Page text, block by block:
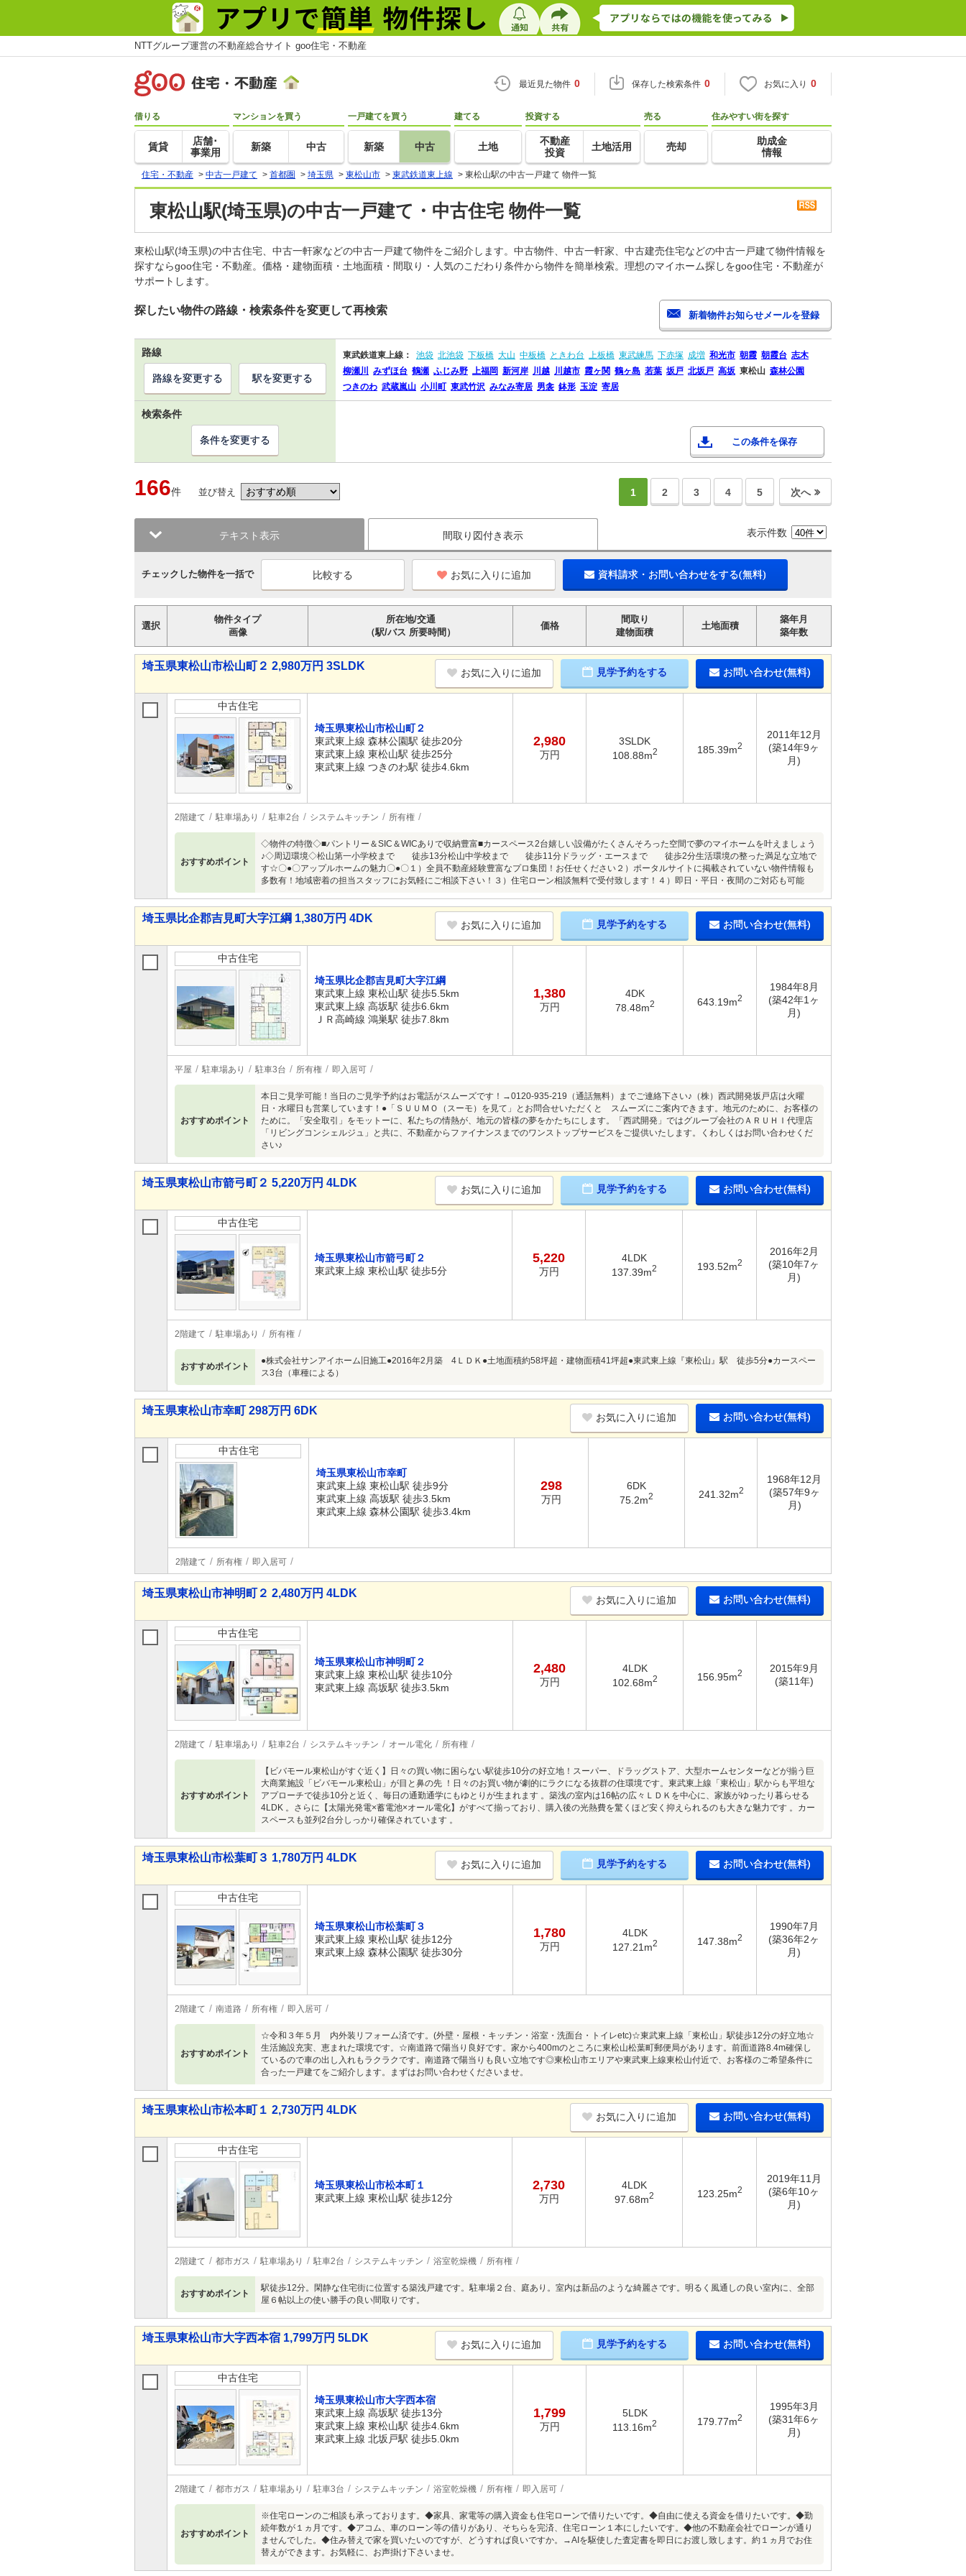
NTTグループ運営の不動産総合サイト goo住宅・不動産
最近見た物件 0 保存した検索条件 0 お気に入り 0
借りる
賃貸
店舗･
事業用
マンションを買う
新築 中古
一戸建てを買う
新築 中古
建てる
土地
投資する
不動産
投資
土地活用
売る
売却
住みやすい街を探す
助成金
情報
住宅・不動産 > 中古一戸建て > 首都圏 > 埼玉県 > 東松山市 > 東武鉄道東上線 > 東松山駅の中古一戸建て 物件一覧
東松山駅(埼玉県)の中古一戸建て・中古住宅 物件一覧
東松山駅(埼玉県)の中古住宅、中古一軒家などの中古一戸建て物件をご紹介します。中古物件、中古一軒家、中古建売住宅などの中古一戸建て物件情報を
探すならgoo住宅・不動産。価格・建物面積・土地面積・間取り・人気のこだわり条件から物件を簡単検索。理想のマイホーム探しをgoo住宅・不動産が
サポートします。
探したい物件の路線・検索条件を変更して再検索
路線 東武鉄道東上線： 池袋 北池袋 下板橋 大山 中板橋 ときわ台 上板橋 東武練馬 下赤塚 成増 和光市 朝霞 朝霞台 志木
柳瀬川
みずほ台 鶴瀬 ふじみ野 上福岡 新河岸 川越 川越市 霞ヶ関 鶴ヶ島 若葉 坂戸 北坂戸 高坂 東松山 森林公園
つきのわ 武蔵嵐山 小川町 東武竹沢 みなみ寄居 男衾 鉢形 玉淀 寄居
路線を変更する 駅を変更する
検索条件
この条件を保存
条件を変更する
166件 並び替え 1 2 3 4 5 次へ
テキスト表示 間取り図付き表示 表示件数
チェックした物件を一括で お気に入りに追加 資料請求・お問い合わせをする(無料)
選択
物件タイプ
画像
所在地/交通
（駅/バス 所要時間）
価格
間取り
建物面積
土地面積
築年月
築年数
埼玉県東松山市松山町２ 2,980万円 3SLDK
お気に入りに追加 見学予約をする お問い合わせ(無料)
中古住宅
埼玉県東松山市松山町２
東武東上線 森林公園駅 徒歩20分
東武東上線 東松山駅 徒歩25分
東武東上線 つきのわ駅 徒歩4.6km
2,980
万円
3SLDK
108.88m2 185.39m2
2011年12月
(築14年9ヶ
月)
2階建て 駐車場あり 駐車2台 システムキッチン 所有権
おすすめポイント
◇物件の特徴◇■パントリー＆SIC＆WICありで収納豊富■カースペース2台嬉しい設備がたくさんそろった空間で夢のマイホームを叶えましょう
♪◇周辺環境◇松山第一小学校まで 徒歩13分松山中学校まで 徒歩11分ドラッグ・エースまで 徒歩2分生活環境の整った満足な立地で
す☆〇●〇アップルホームの魅力〇●〇１）全員不動産経験豊富なプロ集団！お任せください２）ポータルサイトに掲載されていない物件情報も
多数有！地域密着の担当スタッフにお気軽にご相談下さい！３）住宅ローン相談無料で受付致します！４）即日・平日・夜間のご対応も可能
埼玉県比企郡吉見町大字江綱 1,380万円 4DK
お気に入りに追加 見学予約をする お問い合わせ(無料)
中古住宅
埼玉県比企郡吉見町大字江綱
東武東上線 東松山駅 徒歩5.5km
東武東上線 高坂駅 徒歩6.6km
ＪＲ高崎線 鴻巣駅 徒歩7.8km
1,380
万円
4DK
78.48m2 643.19m2
1984年8月
(築42年1ヶ
月)
平屋 駐車場あり 駐車3台 所有権 即入居可
おすすめポイント
本日ご見学可能！当日のご見学予約はお電話がスムーズです！→0120-935-219（通話無料）までご連絡下さい♪（株）西武開発坂戸店は火曜
日・水曜日も営業しています！●「ＳＵＵＭＯ（スーモ）を見て」とお問合せいただくと スムーズにご案内できます。地元のために、お客様の
ために。「安全取引」をモットーに、私たちの情熱が、地元の皆様の夢をかたちにします。「西武開発」ではグループ会社のＡＲＵＨＩ代理店
「リビングコンシェルジュ」と共に、不動産からファイナンスまでのワンストップサービスをご提供いたします。くわしくはお問い合わせくだ
さい♪
埼玉県東松山市箭弓町２ 5,220万円 4LDK
お気に入りに追加 見学予約をする お問い合わせ(無料)
中古住宅
埼玉県東松山市箭弓町２
東武東上線 東松山駅 徒歩5分
5,220
万円
4LDK
137.39m2 193.52m2
2016年2月
(築10年7ヶ
月)
2階建て 駐車場あり 所有権
おすすめポイント
●株式会社サンアイホーム旧施工●2016年2月築 4ＬＤＫ●土地面積約58坪超・建物面積41坪超●東武東上線『東松山』駅 徒歩5分●カースペー
ス3台（車種による）
埼玉県東松山市幸町 298万円 6DK
お気に入りに追加 お問い合わせ(無料)
中古住宅
埼玉県東松山市幸町
東武東上線 東松山駅 徒歩9分
東武東上線 高坂駅 徒歩3.5km
東武東上線 森林公園駅 徒歩3.4km
298
万円
6DK
75.2m2 241.32m2
1968年12月
(築57年9ヶ
月)
2階建て 所有権 即入居可
埼玉県東松山市神明町２ 2,480万円 4LDK
お気に入りに追加 お問い合わせ(無料)
中古住宅
埼玉県東松山市神明町２
東武東上線 東松山駅 徒歩10分
東武東上線 高坂駅 徒歩3.5km
2,480
万円
4LDK
102.68m2 156.95m2
2015年9月
(築11年)
2階建て 駐車場あり 駐車2台 システムキッチン オール電化 所有権
おすすめポイント
【ビバモール東松山がすぐ近く】日々の買い物に困らない駅徒歩10分の好立地！スーパー、ドラッグストア、大型ホームセンターなどが揃う巨
大商業施設「ビバモール東松山」が目と鼻の先 ！日々のお買い物が劇的にラクになる抜群の住環境です。東武東上線「東松山」駅からも平坦な
アプローチで徒歩10分と近く、毎日の通勤通学にもゆとりが生まれます 。築浅の室内は16帖の広々ＬＤＫを中心に、家族がゆったり暮らせる
4LDK 。さらに【太陽光発電×蓄電池×オール電化】がすべて揃っており、購入後の光熱費を驚くほど安く抑えられるのも大きな魅力です 。カー
スペースも並列2台分しっかり確保されています 。
埼玉県東松山市松葉町３ 1,780万円 4LDK
お気に入りに追加 見学予約をする お問い合わせ(無料)
中古住宅
埼玉県東松山市松葉町３
東武東上線 東松山駅 徒歩12分
東武東上線 森林公園駅 徒歩30分
1,780
万円
4LDK
127.21m2 147.38m2
1990年7月
(築36年2ヶ
月)
2階建て 南道路 所有権 即入居可
おすすめポイント
☆令和３年５月 内外装リフォーム済です。(外壁・屋根・キッチン・浴室・洗面台・トイレetc)☆東武東上線「東松山」駅徒歩12分の好立地☆
生活施設充実、恵まれた環境です。☆南道路で陽当り良好です。家から400mのところに東松山松葉町郵便局があります。前面道路8.4m確保し
ているので車の出し入れもラクラクです。南道路で陽当りも良い立地です◎東松山市エリアや東武東上線東松山付近で、お客様のご希望条件に
合った一戸建てをご紹介します。まずはお問い合わせくださいませ。
埼玉県東松山市松本町１ 2,730万円 4LDK
お気に入りに追加 お問い合わせ(無料)
中古住宅
埼玉県東松山市松本町１
東武東上線 東松山駅 徒歩12分
2,730
万円
4LDK
97.68m2 123.25m2
2019年11月
(築6年10ヶ
月)
2階建て 都市ガス 駐車場あり 駐車2台 システムキッチン 浴室乾燥機 所有権
おすすめポイント
駅徒歩12分。閑静な住宅街に位置する築浅戸建です。駐車場２台、庭あり。室内は新品のような綺麗さです。明るく風通しの良い室内に、全部
屋６帖以上の使い勝手の良い間取りです。
埼玉県東松山市大字西本宿 1,799万円 5LDK
お気に入りに追加 見学予約をする お問い合わせ(無料)
中古住宅
埼玉県東松山市大字西本宿
東武東上線 高坂駅 徒歩13分
東武東上線 東松山駅 徒歩4.6km
東武東上線 北坂戸駅 徒歩5.0km
1,799
万円
5LDK
113.16m2 179.77m2
1995年3月
(築31年6ヶ
月)
2階建て 都市ガス 駐車場あり 駐車3台 システムキッチン 浴室乾燥機 所有権 即入居可
おすすめポイント
※住宅ローンのご相談も承っております。◆家具、家電等の購入資金も住宅ローンで借りたいです。◆自由に使える資金を借りたいです。◆勤
続年数が１ヵ月です。◆アコム、車のローン等の借りがあり、そちらを完済、住宅ローン１本にしたいです。◆他の不動産会社でローンが通り
ませんでした。◆住み替えで家を買いたいのですが、どうすれば良いですか。→AIを駆使した査定書を即日にお渡し致します。約１ヵ月でお住
替えができます。お気軽に、お声掛け下さいませ。